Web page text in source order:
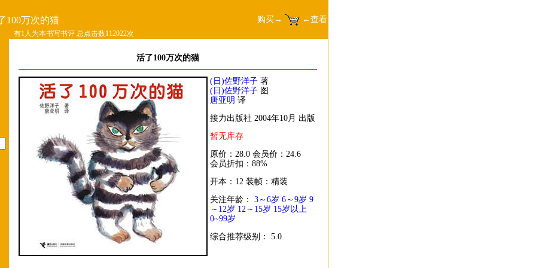
100万次的猫 购买→ ←查看
有1人为本书写书评 总点击数112022次
活了100万次的猫
(日)佐野洋子 著
(日)佐野洋子 图
唐亚明 译
接力出版社 2004年10月 出版
暂无库存
原价：28.0 会员价：24.6
会员折扣：88%
开本：12 装帧：精装
关注年龄： 3～6岁 6～9岁 9
～12岁 12～15岁 15岁以上
0~99岁
综合推荐级别： 5.0